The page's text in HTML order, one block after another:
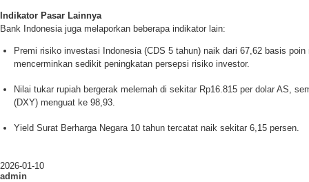
Indikator Pasar Lainnya
Bank Indonesia juga melaporkan beberapa indikator lain:
Premi risiko investasi Indonesia (CDS 5 tahun) naik dari 67,62 basis
mencerminkan sedikit peningkatan persepsi risiko investor.
Nilai tukar rupiah bergerak melemah di sekitar Rp16.815 per dolar AS,
(DXY) menguat ke 98,93.
Yield Surat Berharga Negara 10 tahun tercatat naik sekitar 6,15 persen.
2026-01-10
admin